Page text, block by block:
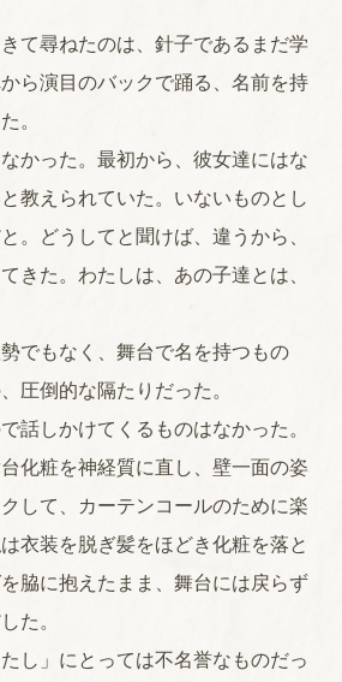
て尋ねたのは、針子であるまだ学
ら演目のバックで踊る、名前を持
。
かった。最初から、彼女達にはな
教えられていた。いないものとし
。どうしてと聞けば、違うから、
きた。わたしは、あの子達とは、
でもなく、舞台で名を持つもの
圧倒的な隔たりだった。
話しかけてくるものはなかった。
化粧を神経質に直し、壁一面の姿
して、カーテンコールのために楽
衣装を脱ぎ髪をほどき化粧を落と
脇に抱えたまま、舞台には戻らず
た。
し」にとっては不名誉なものだっ